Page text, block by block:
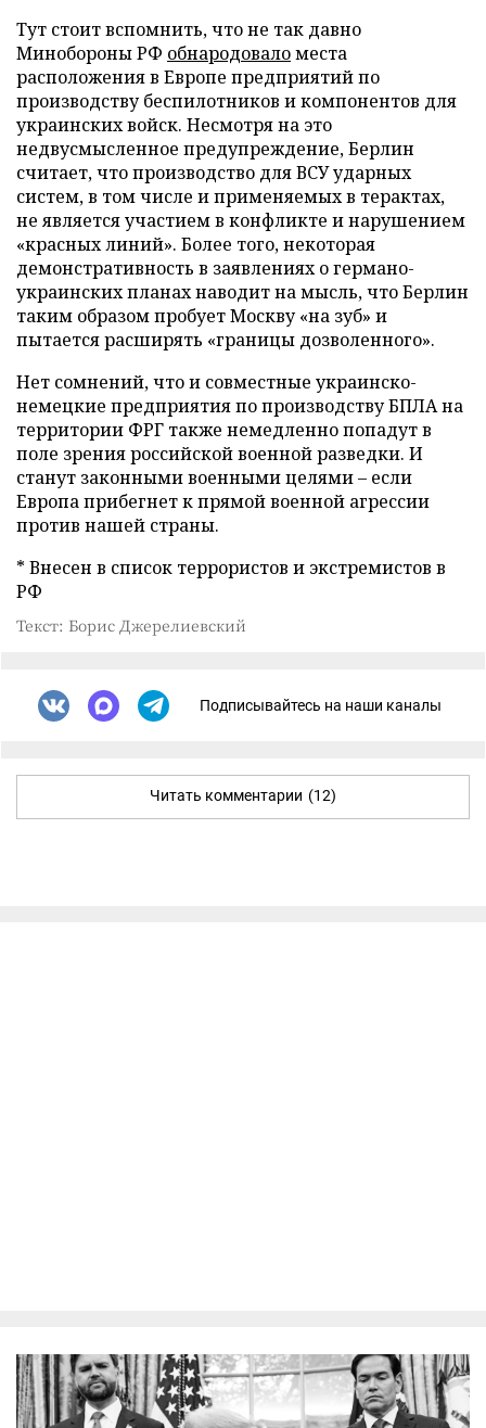
Тут стоит вспомнить, что не так давно
Минобороны РФ обнародоваломеста
расположения в Европе предприятий по
производству беспилотников и компонентов для
украинских войск. Несмотря на это
недвусмысленное предупреждение, Берлин
считает, что производство для ВСУ ударных
систем, в том числе и применяемых в терактах,
не является участием в конфликте и нарушением
«красных линий». Более того, некоторая
демонстративность в заявлениях о германо-
украинских планах наводит на мысль, что Берлин
таким образом пробует Москву «на зуб» и
пытается расширять «границы дозволенного».
Нет сомнений, что и совместные украинско-
немецкие предприятия по производству БПЛА на
территории ФРГ также немедленно попадут в
поле зрения российской военной разведки. И
станут законными военными целями – если
Европа прибегнет к прямой военной агрессии
против нашей страны.
* Внесен в список террористов и экстремистов в
РФ
Текст: Борис Джерелиевский
Подписывайтесь на наши каналы
Читать комментарии (12)